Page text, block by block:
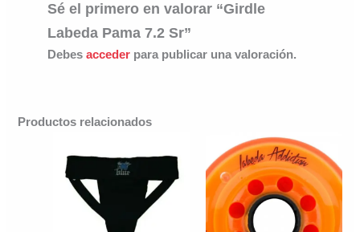
Sé el primero en valorar “Girdle
Labeda Pama 7.2 Sr”
Debes accederpara publicar una valoración.
Productos relacionados